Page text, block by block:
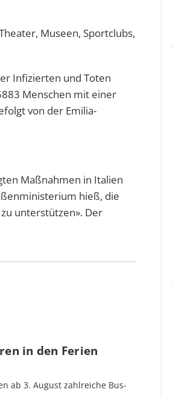
Museen, Sportclubs,
Infizierten und Toten
Menschen mit einer
von der Emilia-
Maßnahmen in Italien
hieß, die
unterstützen». Der
in den Ferien
ab 3. August zahlreiche Bus-